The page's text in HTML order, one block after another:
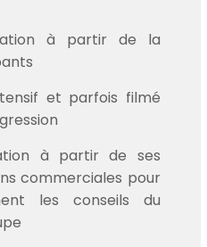
à partir de la
et parfois filmé
à partir de ses
commerciales pour
les conseils du